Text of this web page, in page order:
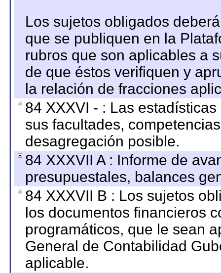
Los sujetos obligados
que se publiquen en la
rubros que son aplicables a
de que éstos verifiquen y
la relación de fracciones
84 XXXVI - : Las
sus facultades,
desagregación posible.
84 XXXVII A : Informe de
presupuestales, balances
84 XXXVII B : Los sujetos
los documentos financieros
programáticos, que le sean
General de Contabilidad
aplicable.